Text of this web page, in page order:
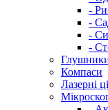
-
-
-
-
Глушники
Компаси
Лазерні